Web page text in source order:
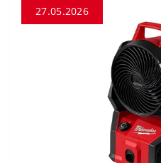
27.05.2026